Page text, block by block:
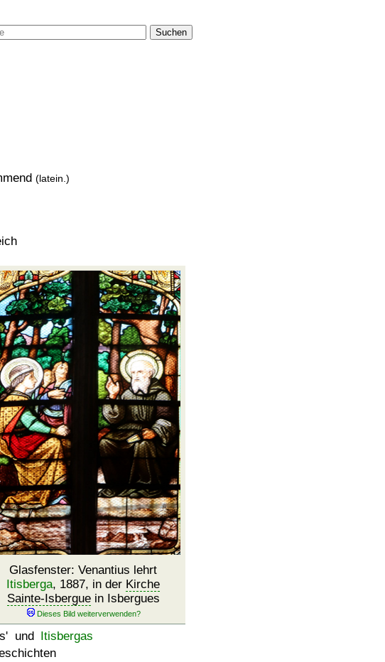
Suchen
(latein.)
Glasfenster: Venantius lehrt
Itisberga, 1887, in der Kirche
Sainte-Isberguein Isbergues
und Itisbergas